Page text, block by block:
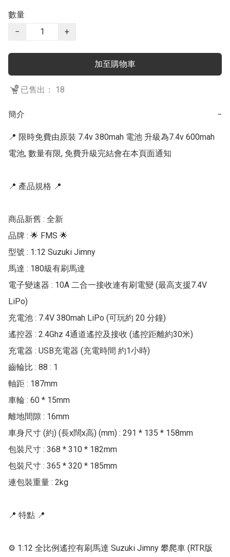
數量
−
+
加至購物車
已售出： 18
簡介 −
📍 限時免費由原裝 7.4v 380mah 電池 升級為7.4v 600mah
電池, 數量有限, 免費升級完結會在本頁面通知
📍 產品規格 📍
商品新舊 : 全新
品牌 : 🌟 FMS 🌟
型號 : 1:12 Suzuki Jimny
馬達 : 180級有刷馬達
電子變速器 : 10A 二合一接收連有刷電變 (最高支援7.4V
LiPo)
充電池 : 7.4V 380mah LiPo (可玩約 20 分鐘)
遙控器 : 2.4Ghz 4通道遙控及接收 (遙控距離約30米)
充電器 : USB充電器 (充電時間 約1小時)
齒輪比 : 88 : 1
軸距 : 187mm
車輪 : 60 * 15mm
離地間隙 : 16mm
車身尺寸 (約) (長x闊x高) (mm) : 291 * 135 * 158mm
包裝尺寸 : 368 * 310 * 182mm
包裝尺寸 : 365 * 320 * 185mm
連包裝重量 : 2kg
📍 特點 📍
⚙ 1:12 全比例遙控有刷馬達 Suzuki Jimny 攀爬車 (RTR版